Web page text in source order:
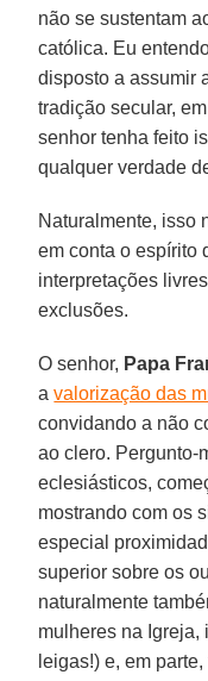
não se sustentam
católica. Eu
disposto a assumir
tradição secular,
senhor tenha feito
qualquer verdade
Naturalmente, isso
em conta o espírito
interpretações
exclusões.
O senhor, Papa
avalorização das
convidando a não
ao clero. Pergunto-
eclesiásticos,
mostrando com os
especial
superior sobre os
naturalmente
mulheres na Igreja,
leigas!) e, em